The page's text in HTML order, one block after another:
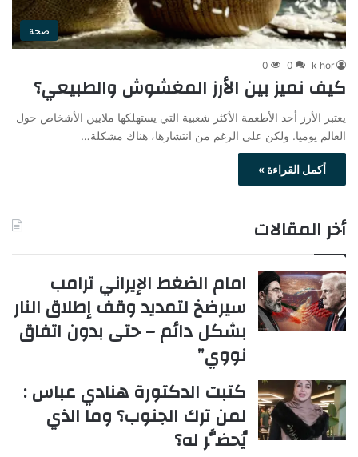
صحة
k hor
0
0
كيف نميز بين الأرز المغشوش والطبيعي؟
يعتبر الأرز أحد الأطعمة الأكثر شعبية التي يستهلكها ملايين الأشخاص حول
العالم يوميا. ولكن على الرغم من انتشارها، هناك مشكلة…
أكمل القراءة »
أخر المقالات
امام الضغط الإيراني ترامب
سيرضخ لتمديد وقف إطلاق النار
بشكل دائم – حتى بدون اتفاق
نووي”
كتبت الدكتورة هنادي عباس :
لمن ترك الجنوب؟ وما الذي
يُحضَّر له؟